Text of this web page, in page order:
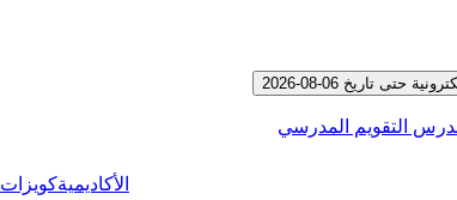
تاريخ 06-08-2026
التقويم المدرسي
الأكاديميةكويزات